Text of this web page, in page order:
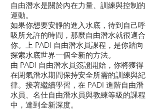
自由潛水是關於內在力量、訓練與控制的
運動。
如果你想要安靜的進入水底，待到自己呼
吸所允許的時間，那麼自由潛水就很適合
你。上 PADI 自由潛水員課程，是你踏向
探索水底世界一個全新的方法。
由 PADI 自由潛水員簽證開始，你將獲得
在閉氣潛水期間保持安全所需的訓練與紀
律。接著繼續學習，在 PADI 進階自由潛
水員、名仕自由潛水員與教練等級的課程
中，達到全新深度。